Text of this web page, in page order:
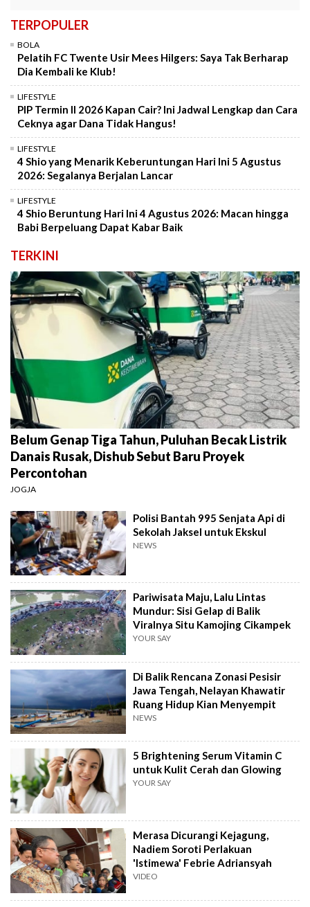
TERPOPULER
BOLA
Pelatih FC Twente Usir Mees Hilgers: Saya Tak Berharap
Dia Kembali ke Klub!
LIFESTYLE
PIP Termin II 2026 Kapan Cair? Ini Jadwal Lengkap dan Cara
Ceknya agar Dana Tidak Hangus!
LIFESTYLE
4 Shio yang Menarik Keberuntungan Hari Ini 5 Agustus
2026: Segalanya Berjalan Lancar
LIFESTYLE
4 Shio Beruntung Hari Ini 4 Agustus 2026: Macan hingga
Babi Berpeluang Dapat Kabar Baik
TERKINI
Belum Genap Tiga Tahun, Puluhan Becak Listrik
Danais Rusak, Dishub Sebut Baru Proyek
Percontohan
JOGJA
Polisi Bantah 995 Senjata Api di
Sekolah Jaksel untuk Ekskul
NEWS
Pariwisata Maju, Lalu Lintas
Mundur: Sisi Gelap di Balik
Viralnya Situ Kamojing Cikampek
YOUR SAY
Di Balik Rencana Zonasi Pesisir
Jawa Tengah, Nelayan Khawatir
Ruang Hidup Kian Menyempit
NEWS
5 Brightening Serum Vitamin C
untuk Kulit Cerah dan Glowing
YOUR SAY
Merasa Dicurangi Kejagung,
Nadiem Soroti Perlakuan
'Istimewa' Febrie Adriansyah
VIDEO